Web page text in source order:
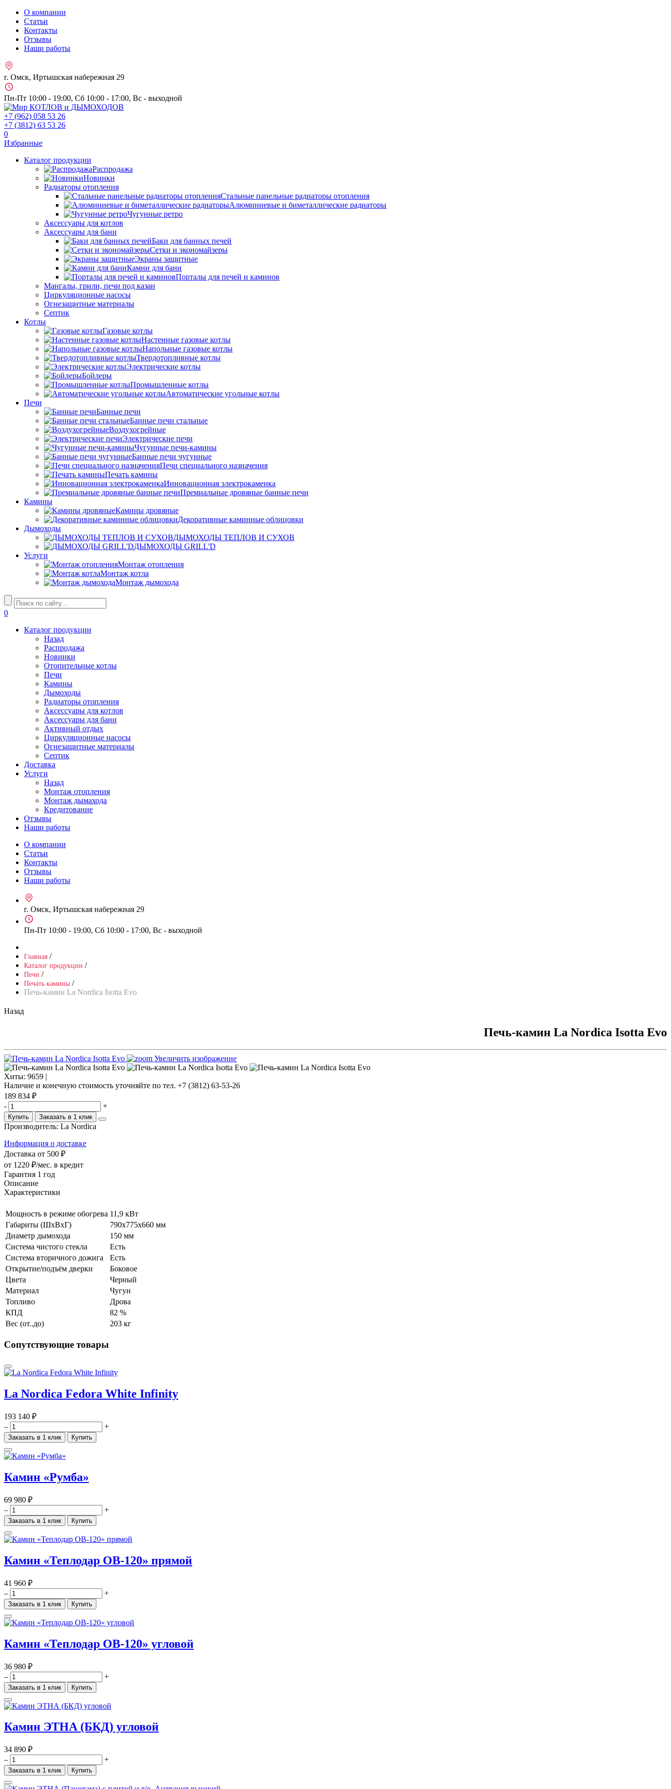
О компании
Статьи
Контакты
Отзывы
Наши работы
г. Омск, Иртышская набережная 29
Пн-Пт 10:00 - 19:00, Сб 10:00 - 17:00, Вс - выходной
+7 (962) 058 53 26
+7 (3812) 63 53 26
0
Избранные
Каталог продукции
Распродажа
Новинки
Радиаторы отопления
Стальные панельные радиаторы отопления
Алюминиевые и биметаллические радиаторы
Чугунные ретро
Аксессуары для котлов
Аксессуары для бани
Баки для банных печей
Сетки и экономайзеры
Экраны защитные
Камни для бани
Порталы для печей и каминов
Мангалы, грили, печи под казан
Циркуляционные насосы
Огнезащитные материалы
Септик
Котлы
Газовые котлы
Настенные газовые котлы
Напольные газовые котлы
Твердотопливные котлы
Электрические котлы
Бойлеры
Промышленные котлы
Автоматические угольные котлы
Печи
Банные печи
Банные печи стальные
Воздухогрейные
Электрические печи
Чугунные печи-камины
Банные печи чугунные
Печи специального назначения
Печать камины
Инновационная электрокаменка
Премиальные дровяные банные печи
Камины
Камины дровяные
Декоративные каминные облицовки
Дымоходы
ДЫМОХОДЫ ТЕПЛОВ И СУХОВ
ДЫМОХОДЫ GRILL'D
Услуги
Монтаж отопления
Монтаж котла
Монтаж дымохода
0
Каталог продукции
Назад
Распродажа
Новинки
Отопительные котлы
Печи
Камины
Дымоходы
Радиаторы отопления
Аксессуары для котлов
Аксессуары для бани
Активный отдых
Циркуляционные насосы
Огнезащитные материалы
Септик
Доставка
Услуги
Назад
Монтаж отопления
Монтаж дымахода
Кредитование
Отзывы
Наши работы
О компании
Статьи
Контакты
Отзывы
Наши работы
г. Омск, Иртышская набережная 29
Пн-Пт 10:00 - 19:00, Сб 10:00 - 17:00, Вс - выходной
Главная /
Каталог продукции /
Печи /
Печать камины /
Печь-камин La Nordica Isotta Evo
Назад
Печь-камин La Nordica Isotta Evo
Увеличить изображение
Хиты: 9659 |
Наличие и конечную стоимость уточняйте по тел. +7 (3812) 63-53-26
189 834 ₽
-
+
Купить Заказать в 1 клик
Производитель: La Nordica
Информация о доставке
Доставка от 500 ₽
от 1220 ₽/мес. в кредит
Гарантия 1 год
Описание
Характеристики
Мощность в режиме обогрева 11,9 кВт
Габариты (ШхВхГ)
790x775x660 мм
Диаметр дымохода
150 мм
Система чистого стекла
Есть
Система вторичного дожига
Есть
Открытие/подъём дверки
Боковое
Цвета
Черный
Материал
Чугун
Топливо
Дрова
КПД
82 %
Вес (от..до)
203 кг
Сопутствующие товары
La Nordica Fedora White Infinity
193 140 ₽
–
+
Заказать в 1 клик Купить
Камин «Румба»
69 980 ₽
–
+
Заказать в 1 клик Купить
Камин «Теплодар ОВ-120» прямой
41 960 ₽
–
+
Заказать в 1 клик Купить
Камин «Теплодар ОВ-120» угловой
36 980 ₽
–
+
Заказать в 1 клик Купить
Камин ЭТНА (БКД) угловой
34 890 ₽
–
+
Заказать в 1 клик Купить